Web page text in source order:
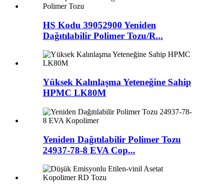
HS Kodu 39052900 Yeniden
Dağıtılabilir Polimer Tozu/R...
Yüksek Kalınlaşma Yeteneğine Sahip
HPMC LK80M
Yeniden Dağıtılabilir Polimer Tozu
24937-78-8 EVA Cop...